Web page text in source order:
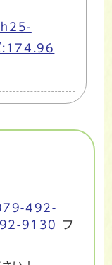
:174.96
492-
9130
フ